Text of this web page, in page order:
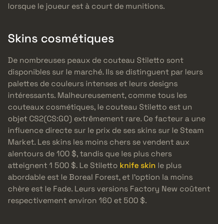
lorsque le joueur est à court de munitions.
Skins cosmétiques
De nombreuses peaux de couteau Stiletto sont
disponibles sur le marché. Ils se distinguent par leurs
palettes de couleurs intenses et leurs designs
intéressants. Malheureusement, comme tous les
couteaux cosmétiques, le couteau Stiletto est un
objet CS2(CS:GO) extrêmement rare. Ce facteur a une
influence directe sur le prix de ses skins sur le Steam
Market. Les skins les moins chers se vendent aux
alentours de 100 $, tandis que les plus chers
atteignent 1 500 $. Le Stiletto knife skin le plus
abordable est le Boreal Forest, et l’option la moins
chère est le Fade. Leurs versions Factory New coûtent
respectivement environ 160 et 500 $.